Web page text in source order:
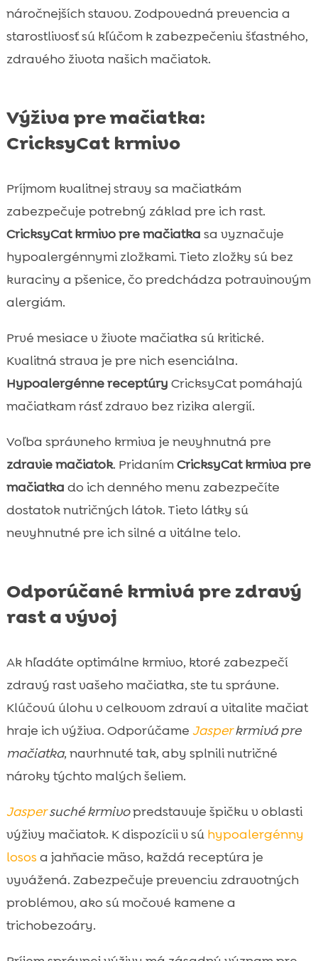
náročnejších stavov. Zodpovedná prevencia a
starostlivosť sú kľúčom k zabezpečeniu šťastného,
zdravého života našich mačiatok.
Výživa pre mačiatka:
CricksyCat krmivo
Príjmom kvalitnej stravy sa mačiatkám
zabezpečuje potrebný základ pre ich rast.
CricksyCat krmivo pre mačiatka sa vyznačuje
hypoalergénnymi zložkami. Tieto zložky sú bez
kuraciny a pšenice, čo predchádza potravinovým
alergiám.
Prvé mesiace v živote mačiatka sú kritické.
Kvalitná strava je pre nich esenciálna.
Hypoalergénne receptúry CricksyCat pomáhajú
mačiatkam rásť zdravo bez rizika alergií.
Voľba správneho krmiva je nevyhnutná pre
zdravie mačiatok. PridanímCricksyCat krmiva pre
mačiatka do ich denného menu zabezpečíte
dostatok nutričných látok. Tieto látky sú
nevyhnutné pre ich silné a vitálne telo.
Odporúčané krmivá pre zdravý
rast a vývoj
Ak hľadáte optimálne krmivo, ktoré zabezpečí
zdravý rast vašeho mačiatka, ste tu správne.
Klúčovú úlohu v celkovom zdraví a vitalite mačiat
hraje ich výživa. Odporúčame Jasperkrmivá pre
mačiatka, navrhnuté tak, aby splnili nutričné
nároky týchto malých šeliem.
Jaspersuché krmivopredstavuje špičku v oblasti
výživy mačiatok. K dispozícii v sú hypoalergénny
losos a jahňacie mäso, každá receptúra je
vyvážená. Zabezpečuje prevenciu zdravotných
problémov, ako sú močové kamene a
trichobezoáry.